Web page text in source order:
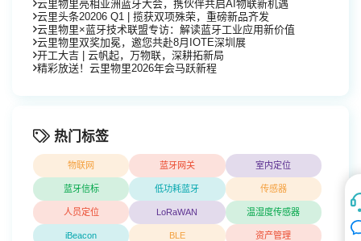
云里物里亮相亚洲蓝牙大会，携伙伴共启AI物联新机遇
云里头条20206 Q1 | 揽获双项殊荣，重磅新品齐发
云里物里×蓝牙技术联盟专访：解读蓝牙工业应用新价值
云里物里双奖加冕，邀您共赴8月IOTE深圳展
开工大吉 | 云帆起，万物联，深耕拓新局
精彩放送！云里物里2026年会马跃新程
热门标签
物联网 蓝牙网关 室内定位
蓝牙信标 低功耗蓝牙 传感器
人员定位 LoRaWAN 温湿度传感器
iBeacon BLE 资产管理